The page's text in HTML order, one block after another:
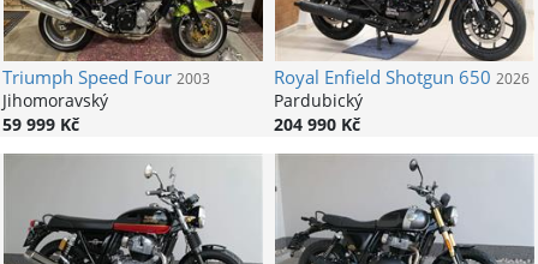
Triumph Speed Four 2003
Jihomoravský
59 999 Kč
Royal Enfield Shotgun 650 2026
Pardubický
204 990 Kč